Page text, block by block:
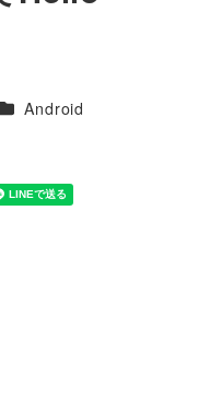
テゴリー
Android